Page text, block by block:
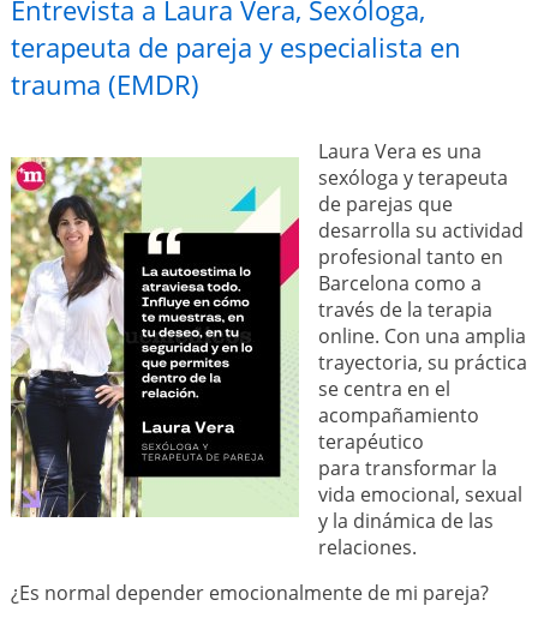
Entrevista a Laura Vera, Sexóloga,
terapeuta de pareja y especialista en
trauma (EMDR)
Laura Vera es una
sexóloga y terapeuta
de parejas que
desarrolla su actividad
profesional tanto en
Barcelona como a
través de la terapia
online. Con una amplia
trayectoria, su práctica
se centra en el
acompañamiento
terapéutico
para transformar la
vida emocional, sexual
y la dinámica de las
relaciones.
¿Es normal depender emocionalmente de mi pareja?